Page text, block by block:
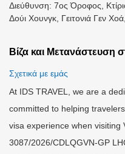
Διεύθυνση: 7ος Όροφος,
Δούι Χουνγκ, Γειτονιά Γεν
Βίζα και Μετανάστευση
Σχετικά με εμάς
At IDS TRAVEL, we are a
committed to helping
visa experience when visiting
3087/2026/CDLQGVN-GP